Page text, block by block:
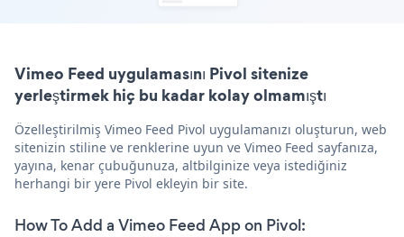
Vimeo Feed uygulamasını Pivol sitenize
yerleştirmek hiç bu kadar kolay olmamıştı
Özelleştirilmiş Vimeo Feed Pivol uygulamanızı oluşturun, web
sitenizin stiline ve renklerine uyun ve Vimeo Feed sayfanıza,
yayına, kenar çubuğunuza, altbilginize veya istediğiniz
herhangi bir yere Pivol ekleyin bir site.
How To Add a Vimeo Feed App on Pivol: